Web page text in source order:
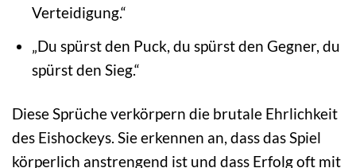
Verteidigung.“
„Du spürst den Puck, du spürst den Gegner, du
spürst den Sieg.“
Diese Sprüche verkörpern die brutale Ehrlichkeit
des Eishockeys. Sie erkennen an, dass das Spiel
körperlich anstrengend ist und dass Erfolg oft mit